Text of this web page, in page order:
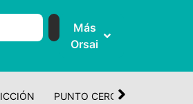
Más
Orsai
PUNTO CERO